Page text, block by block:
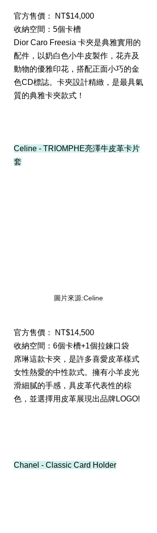
官方售價： NT$14,000
收納空間：5個卡槽
Dior Caro Freesia 卡夾是典雅實用的
配件，以奶白色小牛皮製作，花卉及
動物的優雅印花，搭配正面小巧的金
色CD標誌。卡夾設計精緻，是最具氣
質的典雅卡夾款式！
Celine - TRIOMPHE亮澤牛皮革卡片
套
圖片來源:Celine
官方售價： NT$14,500
收納空間：6個卡槽+1個拉鍊口袋
席琳這款卡夾，是許多喜愛皮革樣式
女性熱愛的中性款式。擁有小羊皮光
滑細膩的手感，具皮革代表性的棕
色，並選擇用皮革展現出品牌LOGO!
Chanel - Classic Card Holder